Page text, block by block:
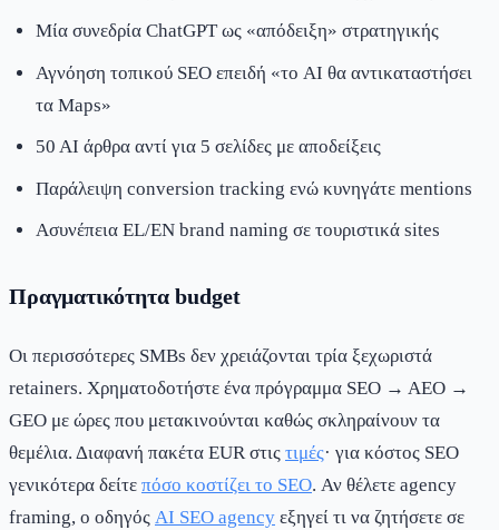
Μία συνεδρία ChatGPT ως «απόδειξη» στρατηγικής
Αγνόηση τοπικού SEO επειδή «το AI θα αντικαταστήσει
τα Maps»
50 AI άρθρα αντί για 5 σελίδες με αποδείξεις
Παράλειψη conversion tracking ενώ κυνηγάτε mentions
Ασυνέπεια EL/EN brand naming σε τουριστικά sites
Πραγματικότητα budget
Οι περισσότερες SMBs δεν χρειάζονται τρία ξεχωριστά
retainers. Χρηματοδοτήστε ένα πρόγραμμα SEO → AEO →
GEO με ώρες που μετακινούνται καθώς σκληραίνουν τα
θεμέλια. Διαφανή πακέτα EUR στις τιμές· για κόστος SEO
γενικότερα δείτε πόσο κοστίζει το SEO. Αν θέλετε agency
framing, ο οδηγός AI SEO agency εξηγεί τι να ζητήσετε σε